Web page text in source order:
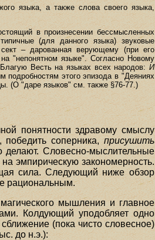
языка, а также слова своего языка,
в произнесении бессмысленных
(для данного языка) звуковые
– дарованная верующему (при его
"непонятном языке". Согласно Новому
Весть на языках всех народов: И
этого эпизода в "Деяниях
(О "даре языков" см. также §76-77.)
понятности здравому смыслу
соперника, присушить
делают. Словесно-мыслительные
эмпирическую закономерность.
сила. Следующий ниже обзор
рациональным.
мышления и главное
Колдующий уподобляет одно
(пока чисто словесное)
до н.э.):